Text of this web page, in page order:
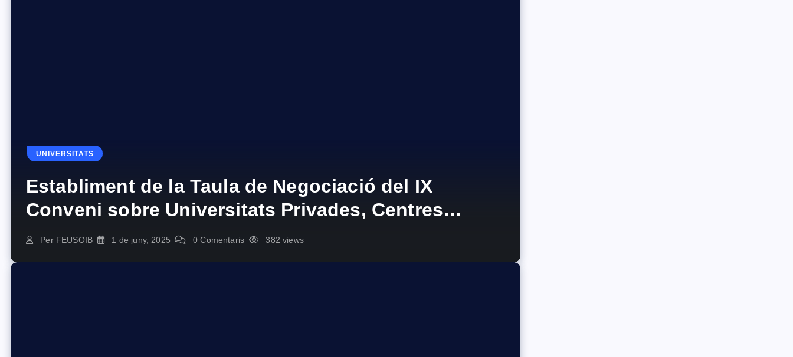
UNIVERSITATS
Establiment de la Taula de Negociació del IX
Conveni sobre Universitats Privades, Centres
Universitaris Privats i Centres de Formació
Per FEUSOIB 1 de juny, 2025 0 Comentaris 382 views